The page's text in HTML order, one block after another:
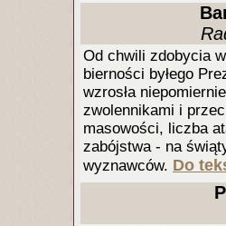
Od chwili zdobycia
bierności byłego
wzrosła
zwolennikami i
masowości, liczba
zabójstwa - na
wyznawców. Do